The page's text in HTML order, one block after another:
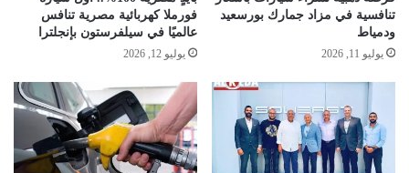
تنافسية في مزاد جمارك بورسعيد
ودمياط
يوليو 11, 2026
فورملا كهربائية مصرية تنافس
عالميًا في سيلفرستون بإنجلترا
يوليو 12, 2026